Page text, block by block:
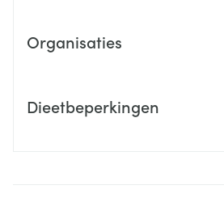
Organisaties
Dieetbeperkingen